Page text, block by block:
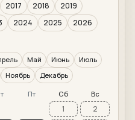
2017 2018
2019
2024 2025
2026
Май Июнь
Июль
Ноябрь Декабрь
Пт Сб Вс
1
2